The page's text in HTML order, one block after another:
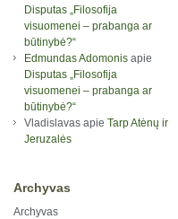
Disputas „Filosofija
visuomenei – prabanga ar
būtinybė?“
Edmundas Adomonis apie
Disputas „Filosofija
visuomenei – prabanga ar
būtinybė?“
Vladislavas apie Tarp Atėnų ir
Jeruzalės
Archyvas
Archyvas